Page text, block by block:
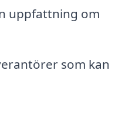
uppfattning om
som kan